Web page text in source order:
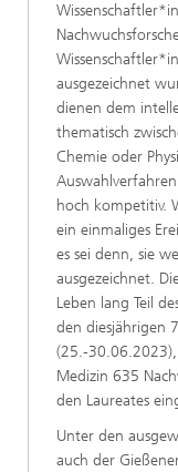
ausgezeichnet
dienen dem
thematisch
Chemie oder
hoch kompetitiv.
ein einmaliges
es sei denn, sie
ausgezeichnet.
Leben lang Teil
den diesjährigen
(25.-
Medizin 635
den Laureates
Unter den
auch der